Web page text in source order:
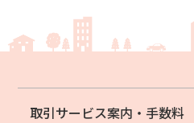
取引サービス案内・ 手数料